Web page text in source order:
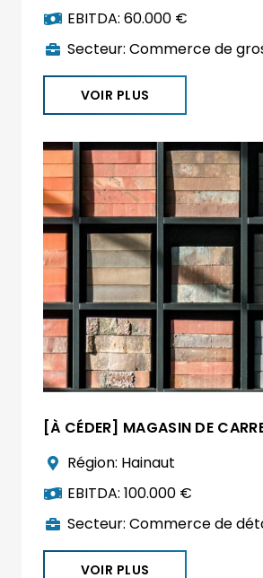
EBITDA:60.000 €
Secteur:Commerce de
VOIR PLUS
[À CÉDER] MAGASIN DE
Région: Hainaut
EBITDA:100.000 €
Secteur:Commerce de
VOIR PLUS